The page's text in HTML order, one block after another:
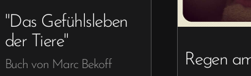
"Das Gefühlsleben
der Tiere"
Buch von Marc Bekoff Regen